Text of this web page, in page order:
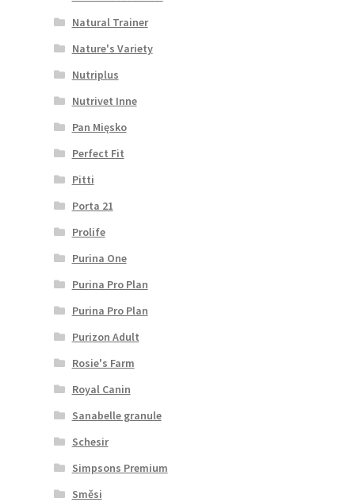
Natural Trainer
Nature's Variety
Nutriplus
Nutrivet Inne
Pan Mięsko
Perfect Fit
Pitti
Porta 21
Prolife
Purina One
Purina Pro Plan
Purina Pro Plan
Purizon Adult
Rosie's Farm
Royal Canin
Sanabelle granule
Schesir
Simpsons Premium
Směsi